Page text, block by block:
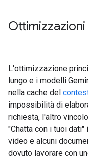
L'ottimizzazione
lungo e i modelli
nella cache del
impossibilità di
richiesta, l'altro
"Chatta con i tuoi dati"
video e alcuni
dovuto lavorare con